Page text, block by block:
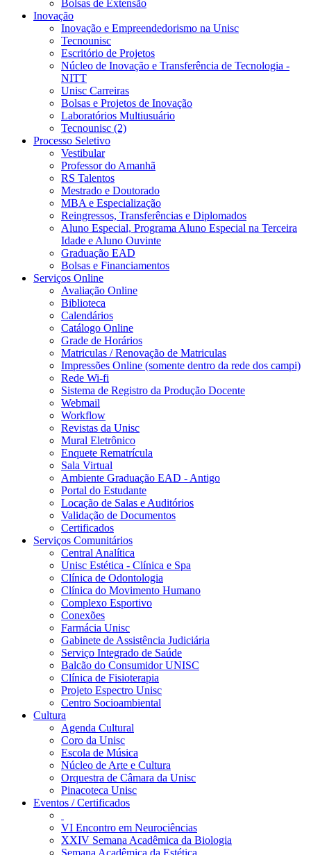
Bolsas de Extensão
Inovação
Inovação e Empreendedorismo na Unisc
Tecnounisc
Escritório de Projetos
Núcleo de Inovação e Transferência de Tecnologia -
NITT
Unisc Carreiras
Bolsas e Projetos de Inovação
Laboratórios Multiusuário
Tecnounisc (2)
Processo Seletivo
Vestibular
Professor do Amanhã
RS Talentos
Mestrado e Doutorado
MBA e Especialização
Reingressos, Transferências e Diplomados
Aluno Especial, Programa Aluno Especial na Terceira
Idade e Aluno Ouvinte
Graduação EAD
Bolsas e Financiamentos
Serviços Online
Avaliação Online
Biblioteca
Calendários
Catálogo Online
Grade de Horários
Matriculas / Renovação de Matriculas
Impressões Online (somente dentro da rede dos campi)
Rede Wi-fi
Sistema de Registro da Produção Docente
Webmail
Workflow
Revistas da Unisc
Mural Eletrônico
Enquete Rematrícula
Sala Virtual
Ambiente Graduação EAD - Antigo
Portal do Estudante
Locação de Salas e Auditórios
Validação de Documentos
Certificados
Serviços Comunitários
Central Analítica
Unisc Estética - Clínica e Spa
Clínica de Odontologia
Clínica do Movimento Humano
Complexo Esportivo
Conexões
Farmácia Unisc
Gabinete de Assistência Judiciária
Serviço Integrado de Saúde
Balcão do Consumidor UNISC
Clínica de Fisioterapia
Projeto Espectro Unisc
Centro Socioambiental
Cultura
Agenda Cultural
Coro da Unisc
Escola de Música
Núcleo de Arte e Cultura
Orquestra de Câmara da Unisc
Pinacoteca Unisc
Eventos / Certificados
VI Encontro em Neurociências
XXIV Semana Acadêmica da Biologia
Semana Acadêmica da Estética